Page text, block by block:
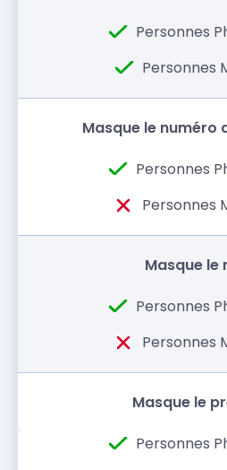
Masque le numéro
Masque le
Masque le